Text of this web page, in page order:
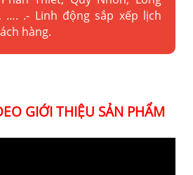
…. .- Linh động sắp xếp lịch
hàng.
GIỚI THIỆU SẢN PHẨM